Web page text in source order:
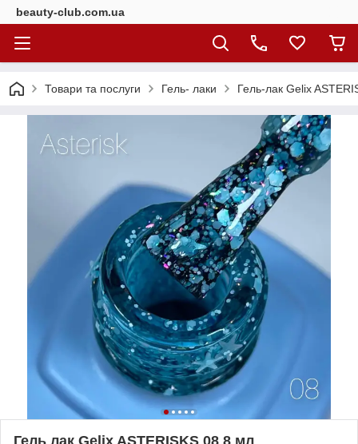
beauty-club.com.ua
Товари та послуги Гель- лаки Гель-лак Gelix
Гель лак Gelix ASTERISKS 08 8 мл